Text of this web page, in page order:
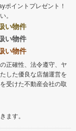
ポイントプレゼント！
。
い物件
い物件
い物件
正確性、法令遵守、ヤ
した優良な店舗運営を
受けた不動産会社の取
ます。